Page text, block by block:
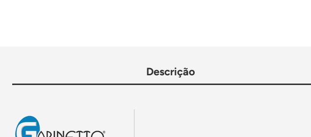
Descrição